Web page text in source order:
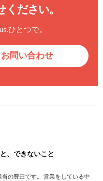
ださい。
ひとつで。
問い合わせ
、できないこと
当の豊田です。 営業をしている中